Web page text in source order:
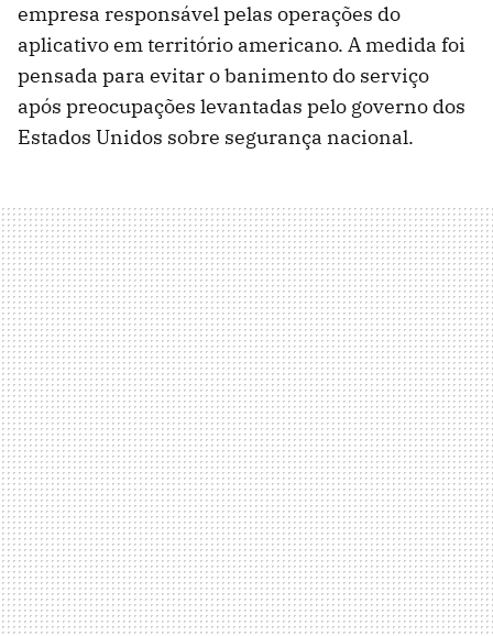
empresa responsável pelas operações do
aplicativo em território americano. A medida foi
pensada para evitar o banimento do serviço
após preocupações levantadas pelo governo dos
Estados Unidos sobre segurança nacional.